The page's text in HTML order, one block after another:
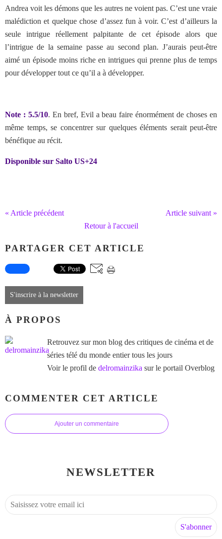
Andrea voit les démons que les autres ne voient pas. C’est une vraie
malédiction et quelque chose d’assez fun à voir. C’est d’ailleurs la
seule intrigue réellement palpitante de cet épisode alors que
l’intrigue de la semaine passe au second plan. J’aurais peut-être
aimé un épisode moins riche en intrigues qui prenne plus de temps
pour développer tout ce qu’il a à développer.
Note : 5.5/10. En bref, Evil a beau faire énormément de choses en
même temps, se concentrer sur quelques éléments serait peut-être
bénéfique au récit.
Disponible sur Salto US+24
« Article précédent
Article suivant »
Retour à l'accueil
PARTAGER CET ARTICLE
S'inscrire à la newsletter
À PROPOS
Retrouvez sur mon blog des critiques de cinéma et de
séries télé du monde entier tous les jours
Voir le profil de delromainzika sur le portail Overblog
COMMENTER CET ARTICLE
Ajouter un commentaire
NEWSLETTER